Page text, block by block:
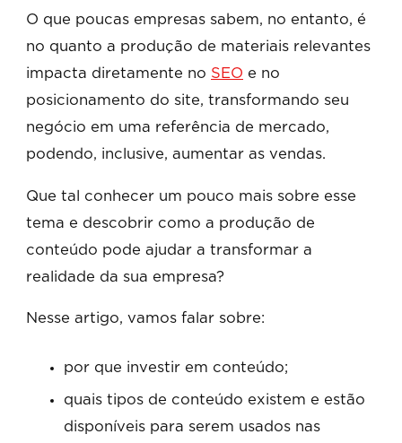
O que poucas empresas sabem, no entanto, é
no quanto a produção de materiais relevantes
impacta diretamente no SEO e no
posicionamento do site, transformando seu
negócio em uma referência de mercado,
podendo, inclusive, aumentar as vendas.
Que tal conhecer um pouco mais sobre esse
tema e descobrir como a produção de
conteúdo pode ajudar a transformar a
realidade da sua empresa?
Nesse artigo, vamos falar sobre:
por que investir em conteúdo;
quais tipos de conteúdo existem e estão
disponíveis para serem usados nas